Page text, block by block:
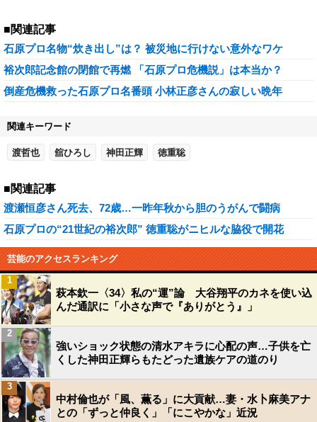
■関連記事
石原プロ名物“炊き出し”は？ 被災地に行けない意外なワケ
裕次郎記念館の閉館で再燃 「石原プロ危機説」は本当か？
倒産危機救った石原プロ名番頭 小林正彦さんの寂しい晩年
関連キーワード
渡哲也 舘ひろし 神田正輝 徳重聡
■関連記事
渡瀬恒彦さん死去、72歳…一昨年秋から胆のうがんで闘病
石原プロの“21世紀の裕次郎” 徳重聡がニヒルな脇役で開花
芸能のアクセスランキング
萩本欽一〈34〉私の“運”論 大谷翔平のカネを使い込
んだ通訳に「小さな声で『ありがとう』」
1
強いショック状態の清水アキラに心配の声…子供を亡
くした神田正輝らもたどった遺族ケアの道のり
2
中村倫也が「風、薫る」に大貢献…妻・水卜麻美アナ
との「ずっと仲良く」「にこやかな」近況
3